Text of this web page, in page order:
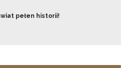
pełen historii!